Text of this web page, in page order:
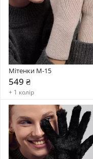
Мітенки М-15
549 ₴
+ 1 колір